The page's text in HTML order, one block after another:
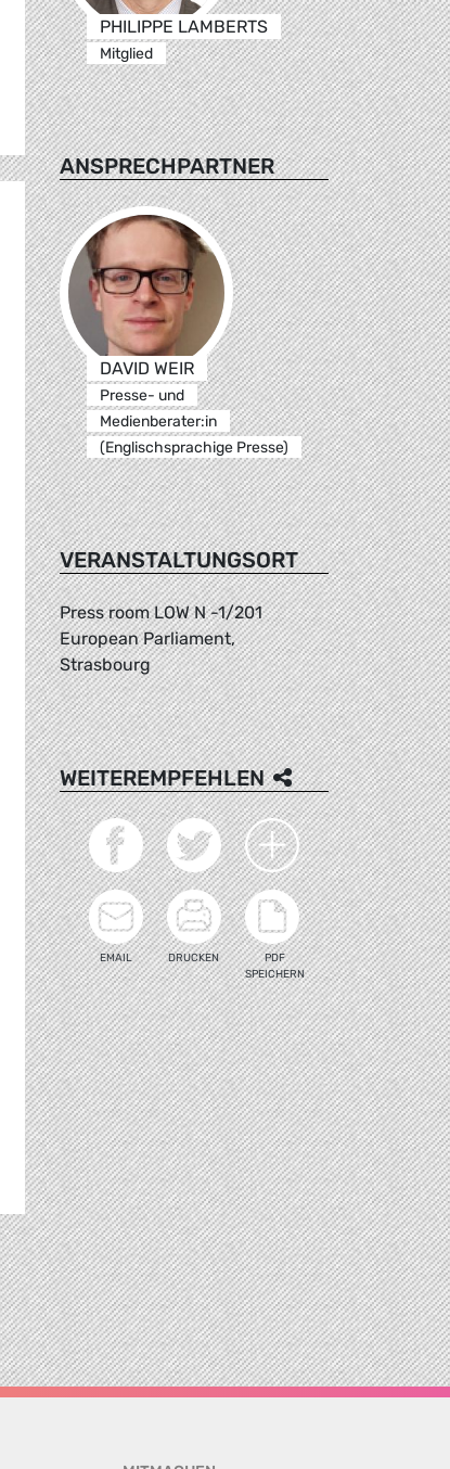
PHILIPPE LAMBERTS
Mitglied
ANSPRECHPARTNER
DAVID WEIR
Presse- und
Medienberater:in
(Englischsprachige Presse)
VERANSTALTUNGSORT
Press room LOW N -1/201
European Parliament,
Strasbourg
WEITEREMPFEHLEN
EMAIL DRUCKEN
PDF
SPEICHERN